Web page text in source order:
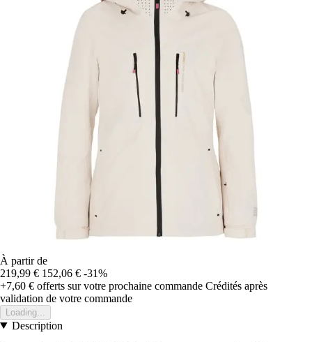
À partir de
219,99 € 152,06 € -31%
+7,60 € offerts sur votre prochaine commande Crédités après
validation de votre commande
Loading...
Description